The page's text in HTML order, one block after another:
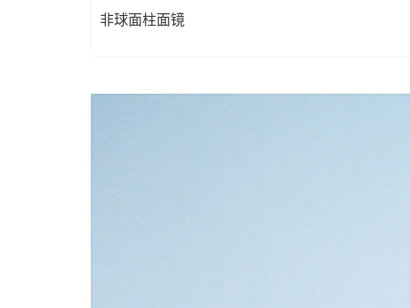
非球面柱面镜